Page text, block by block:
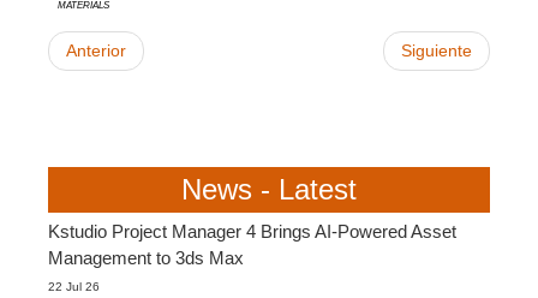
Materials
Anterior Siguiente
News - Latest
Kstudio Project Manager 4 Brings AI-Powered Asset
Management to 3ds Max
22 Jul 26